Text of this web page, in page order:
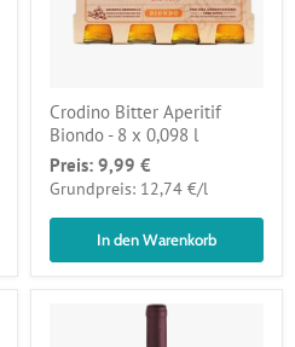
Crodino Bitter Aperitif
Biondo - 8 x 0,098 l
Preis: 9,99 €
Grundpreis: 12,74 €/pro
l
In den Warenkorb